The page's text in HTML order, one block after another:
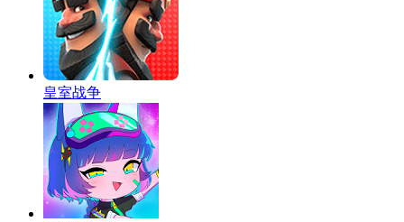
皇室战争